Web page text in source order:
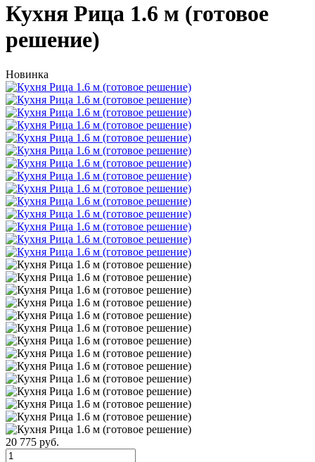
Кухня Рица 1.6 м (готовое
решение)
Новинка
20 775 руб.